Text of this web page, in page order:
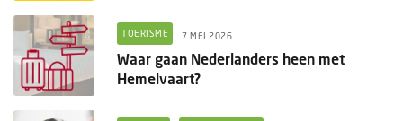
TOERISME 7 MEI 2026
Waar gaan Nederlanders heen met
Hemelvaart?